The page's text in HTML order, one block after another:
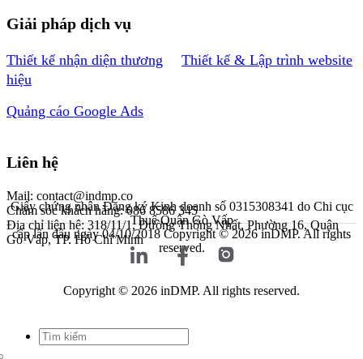
Giải pháp dịch vụ
Thiết kế nhận diện thương
hiệu
Thiết kế & Lập trình website
Quảng cáo Google Ads
Liên hệ
Mail: contact@indmp.co
Chăm sóc khách hàng: 086 8586 345
Địa chỉ liên hệ: 318/11/1, Đường Thống Nhất, Phường 16, Quận
Gò Vấp, TP. Hồ Chí Minh
Giấy chứng nhận Đăng ký Kinh doanh số 0315308341 do Chi cục
Thuế Quận Gò Vấp
cấp lần đầu ngày 04/10/2018Copyright © 2026 inDMP. All rights
reserved.
Copyright © 2026 inDMP. All rights reserved.